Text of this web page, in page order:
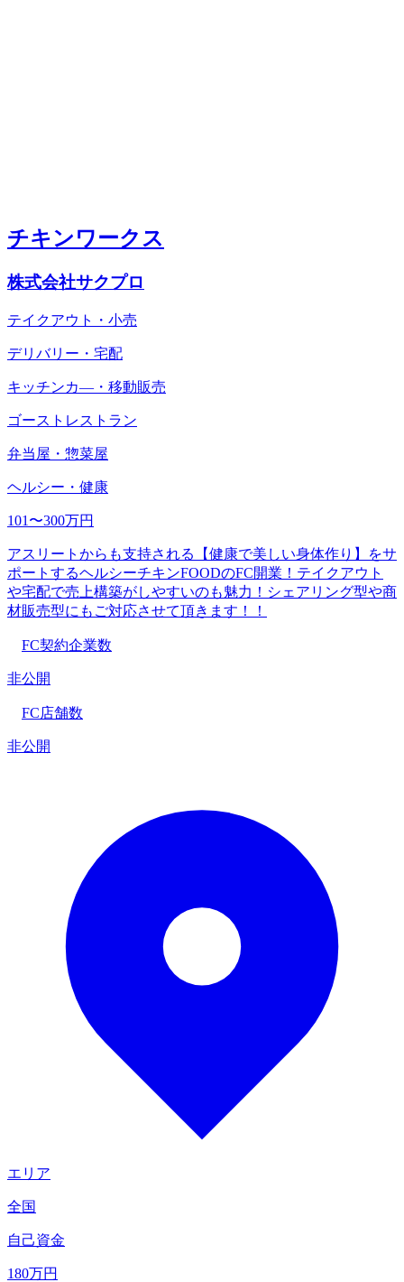
チキンワークス
株式会社サクプロ
テイクアウト・小売
デリバリー・宅配
キッチンカ―・移動販売
ゴーストレストラン
弁当屋・惣菜屋
ヘルシー・健康
101〜300万円
アスリートからも支持される【健康で美しい身体作り】をサ
ポートするヘルシーチキンFOODのFC開業！テイクアウト
や宅配で売上構築がしやすいのも魅力！シェアリング型や商
材販売型にもご対応させて頂きます！！
FC契約企業数
非公開
FC店舗数
非公開
エリア
全国
自己資金
180万円